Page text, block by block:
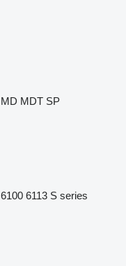
MD MDT SP
6100 6113 S series